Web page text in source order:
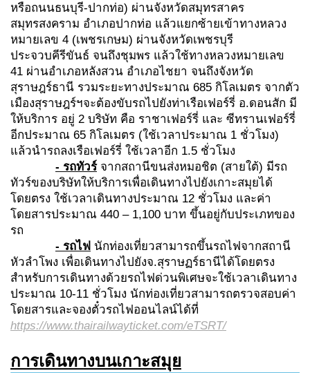
หรือถนนธนบุรี-ปากท่อ) ผ่านจังหวัดสมุทรสาคร
สมุทรสงคราม อำเภอปากท่อ แล้วแยกซ้ายเข้าทางหลวง
หมายเลข 4 (เพชรเกษม) ผ่านจังหวัดเพชรบุรี
ประจวบคีรีขันธ์ จนถึงชุมพร แล้วใช้ทางหลวงหมายเลข
41 ผ่านอำเภอหลังสวน อำเภอไชยา จนถึงจังหวัด
สุราษฎร์ธานี รวมระยะทางประมาณ 685 กิโลเมตร จากตัว
เมืองสุราษฎร์ฯจะต้องขับรถไปยังท่าเรือเฟอร์รี่ อ.ดอนสัก มี
ให้บริการ อยู่ 2 บริษัท คือ ราชาเฟอร์รี่ และ ซีทรานเฟอร์รี่
อีกประมาณ 65 กิโลเมตร (ใช้เวลาประมาณ 1 ชั่วโมง)
แล้วนำรถลงเรือเฟอร์รี่ ใช้เวลาอีก 1.5 ชั่วโมง
- รถทัวร์ จากสถานีขนส่งหมอชิต (สายใต้) มีรถ
ทัวร์ของบริษัทให้บริการเพื่อเดินทางไปยังเกาะสมุยได้
โดยตรง ใช้เวลาเดินทางประมาณ 12 ชั่วโมง และค่า
โดยสารประมาณ 440 – 1,100 บาท ขึ้นอยู่กับประเภทของ
รถ
- รถไฟ นักท่องเที่ยวสามารถขึ้นรถไฟจากสถานี
หัวลำโพง เพื่อเดินทางไปยังจ.สุราษฏร์ธานีได้โดยตรง
สำหรับการเดินทางด้วยรถไฟด่วนพิเศษจะใช้เวลาเดินทาง
ประมาณ 10-11 ชั่วโมง นักท่องเที่ยวสามารถตรวจสอบค่า
โดยสารและจองตั๋วรถไฟออนไลน์ได้ที่
https://www.thairailwayticket.com/eTSRT/
การเดินทางบนเกาะสมุย